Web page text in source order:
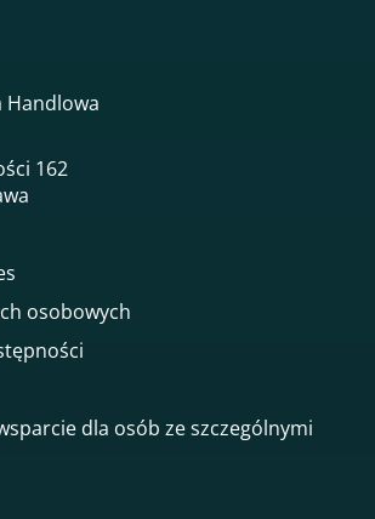
Handlowa
162
osobowych
dla osób ze szczególnymi